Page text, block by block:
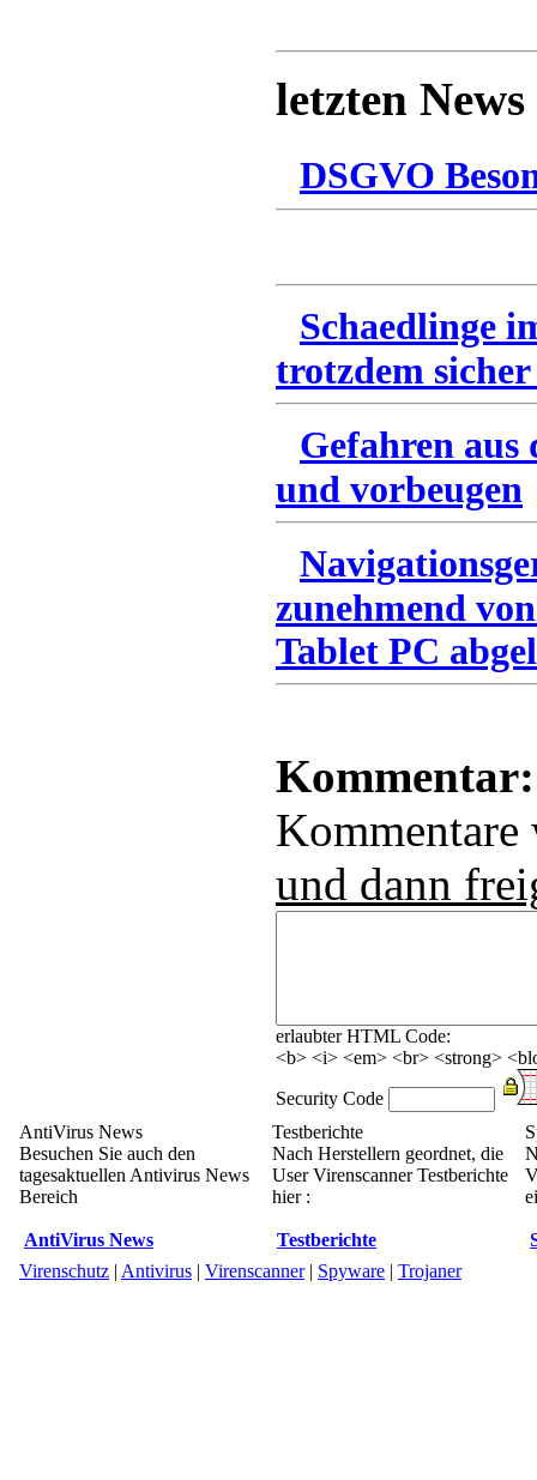
letzten News
DSGVO
Schaedlinge
trotzdem
Gefahren
und vorbeugen
zunehmend
Tablet PC
Kommentar:
und dann
erlaubter HTML Code:
<b> <i> <em> <br> <strong>
Security Code
AntiVirus News
Besuchen Sie auch den
tagesaktuellen Antivirus News
Bereich
AntiVirus News
Testberichte
Nach Herstellern geordnet, die
User Virenscanner Testberichte
hier :
Testberichte
Virenschutz | Antivirus | Virenscanner| Spyware | Trojaner